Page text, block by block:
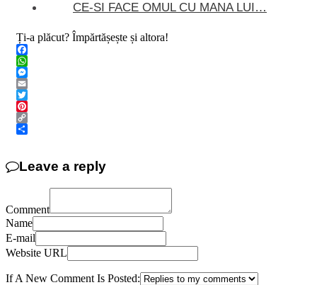
CE-SI FACE OMUL CU MANA LUI…
Ți-a plăcut? Împărtășește și altora!
Facebook
WhatsApp
Messenger
Email
Twitter
Pinterest
Copy
Leave a reply
Comment
Name
E-mail
Website URL
If A New Comment Is Posted: